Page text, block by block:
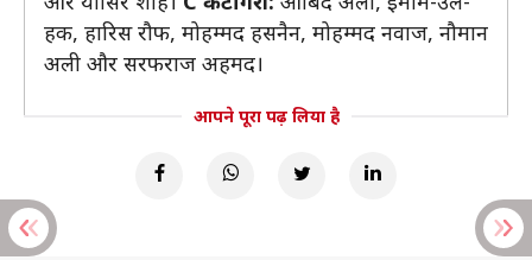
हक, हारिस रौफ, मोहम्मद हसनैन, मोहम्मद नवाज, नौमान
अली और सरफराज अहमद।
आपने पूरा पढ़ लिया है